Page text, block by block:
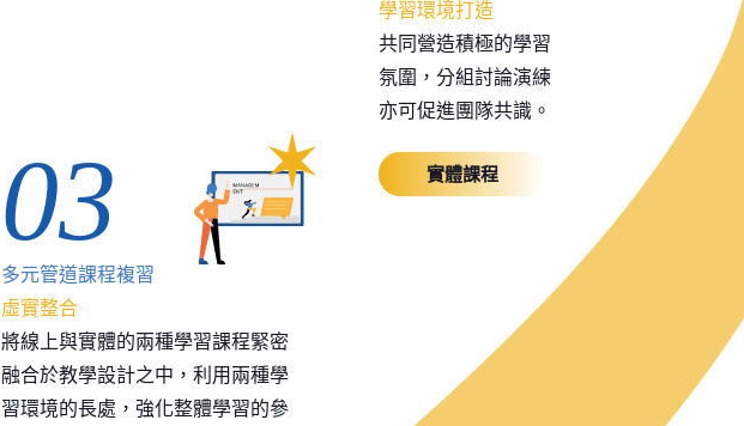
學習環境打造
共同營造積極的學習
氛圍，分組討論演練
亦可促進團隊共識。
實體課程
03
多元管道課程複習
虛實整合
將線上與實體的兩種學習課程緊密
融合於教學設計之中，利用兩種學
習環境的長處，強化整體學習的參